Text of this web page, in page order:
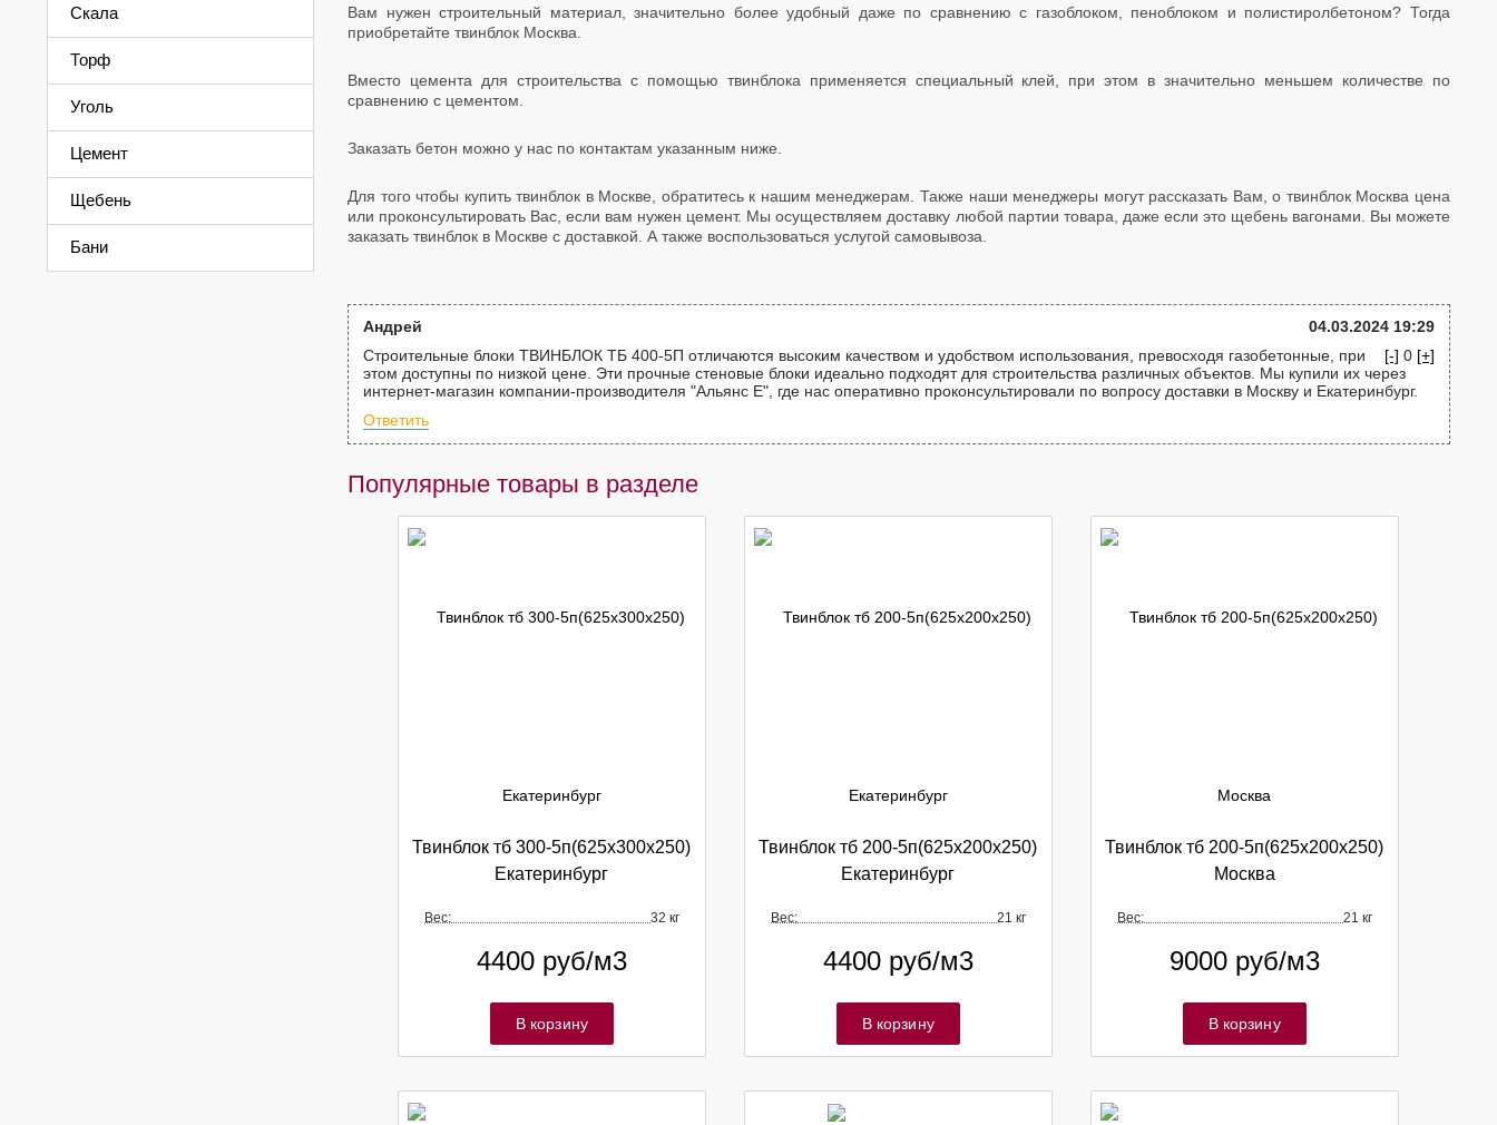
Скала
Торф
Уголь
Цемент
Щебень
Бани
Вам нужен строительный материал, значительно более удобный даже по сравнению с газоблоком, пеноблоком и полистиролбетоном? Тогда
приобретайте твинблок Москва.
Вместо цемента для строительства с помощью твинблока применяется специальный клей, при этом в значительно меньшем количестве по
сравнению с цементом.
Заказать бетон можно у нас по контактам указанным ниже.
Для того чтобы купить твинблок в Москве, обратитесь к нашим менеджерам. Также наши менеджеры могут рассказать Вам, о твинблок Москва цена
или проконсультировать Вас, если вам нужен цемент. Мы осуществляем доставку любой партии товара, даже если это щебень вагонами. Вы можете
заказать твинблок в Москве с доставкой. А также воспользоваться услугой самовывоза.
Андрей
04.03.2024 19:29
[-] 0 [+]
Строительные блоки ТВИНБЛОК ТБ 400-5П отличаются высоким качеством и удобством использования, превосходя газобетонные, при
этом доступны по низкой цене. Эти прочные стеновые блоки идеально подходят для строительства различных объектов. Мы купили их через
интернет-магазин компании-производителя "Альянс Е", где нас оперативно проконсультировали по вопросу доставки в Москву и Екатеринбург.
Ответить
Популярные товары в разделе
Твинблок тб 300-5п(625х300х250)
Екатеринбург
Вес: 32 кг
4400 руб/м3
В корзину
Твинблок тб 200-5п(625х200х250)
Екатеринбург
Вес: 21 кг
4400 руб/м3
В корзину
Твинблок тб 200-5п(625х200х250)
Москва
Вес: 21 кг
9000 руб/м3
В корзину